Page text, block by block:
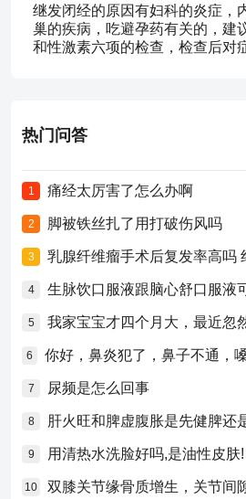
继发闭经的原因有妇科的炎症，
巢的疾病，吃避孕药有关的，建
和性激素六项的检查，检查后对
热门问答
1 痛经太厉害了怎么办啊
2 脚被铁丝扎了用打破伤风吗
3 乳腺纤维瘤手术后复发率高吗
4 生脉饮口服液跟脑心舒口服液
5 我家宝宝才四个月大，最近忽
6
7 尿频是怎么回事
8 肝火旺和脾虚腹胀是先健脾还
9 用清热水洗脸好吗,是油性皮肤!
10 双膝关节缘骨质增生，关节间